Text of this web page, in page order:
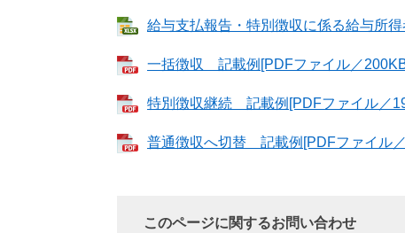
給与支払報告・特別徴収に係る給与所
一括徴収 記載例[PDFファイル／
特別徴収継続 記載例[PDFファイル／
普通徴収へ切替 記載例[PDFファイル
このページに関するお問い合わせ